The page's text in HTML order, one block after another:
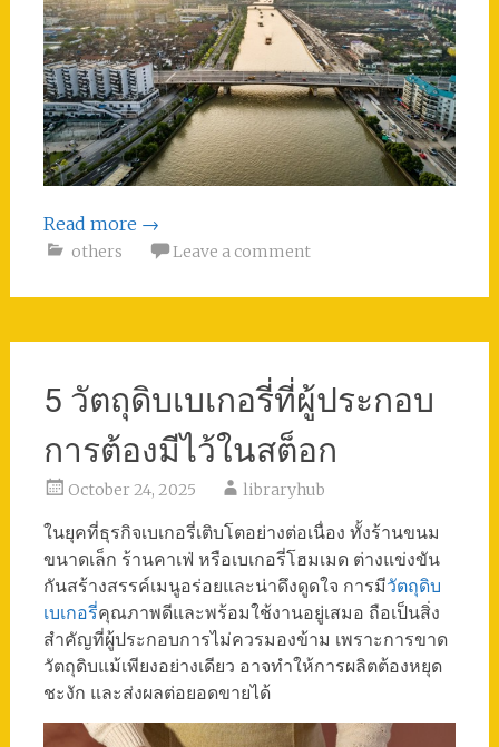
Read more →
others Leave a comment
5 วัตถุดิบเบเกอรี่ที่ผู้ประกอบ
การต้องมีไว้ในสต็อก
October 24, 2025 libraryhub
ในยุคที่ธุรกิจเบเกอรี่เติบโตอย่างต่อเนื่อง ทั้งร้านขนม
ขนาดเล็ก ร้านคาเฟ่ หรือเบเกอรี่โฮมเมด ต่างแข่งขัน
กันสร้างสรรค์เมนูอร่อยและน่าดึงดูดใจ การมีวัตถุดิบ
เบเกอรี่คุณภาพดีและพร้อมใช้งานอยู่เสมอ ถือเป็นสิ่ง
สำคัญที่ผู้ประกอบการไม่ควรมองข้าม เพราะการขาด
วัตถุดิบแม้เพียงอย่างเดียว อาจทำให้การผลิตต้องหยุด
ชะงัก และส่งผลต่อยอดขายได้